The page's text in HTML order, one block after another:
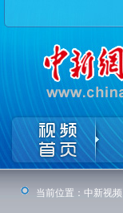
当前位置： 中新视频